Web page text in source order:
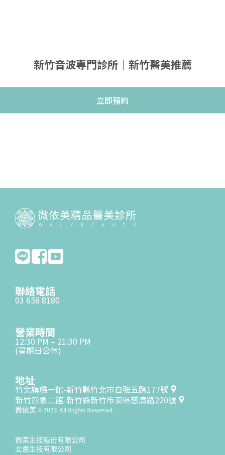
新竹音波專門診所｜新竹醫美推薦
立即預約
聯絡電話
03 658 8180
營業時間
12:30 PM – 21:30 PM
(星期日公休)
地址
竹北旗艦一館-新竹縣竹北市自強五路177號
新竹形象二館-新竹縣新竹市東區慈濟路220號
微依美 © 2022 All Rights Reserved.
微美生技股份有限公司
立嘉生技有限公司